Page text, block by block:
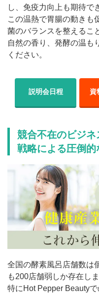
し、免疫力向上も期待で
この温熱で胃腸の動きも
菌のバランスを整えるこ
自然の香り、発酵の温も
ください。
説明会日程 資
競合不在のビジ
戦略による圧倒的
全国の酵素風呂店舗数は
も200店舗弱しか存在しま
特にHot Pepper Beauty